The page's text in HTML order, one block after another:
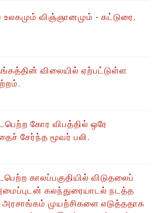
விஞ்ஞானமும் - கட்டுரை.
விலையில் ஏற்பட்டுள்ள
கோர விபத்தில் ஒரே
சேர்ந்த மூவர் பலி.
காலப்பகுதியில் ​​விடுதலைப்
கலந்துரையாடல் நடத்த
முயற்சிகளை எடுத்ததாக